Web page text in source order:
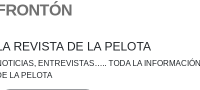
REVISTA DE LA PELOTA
ENTREVISTAS….. TODA LA INFORMACIÓN
LA PELOTA